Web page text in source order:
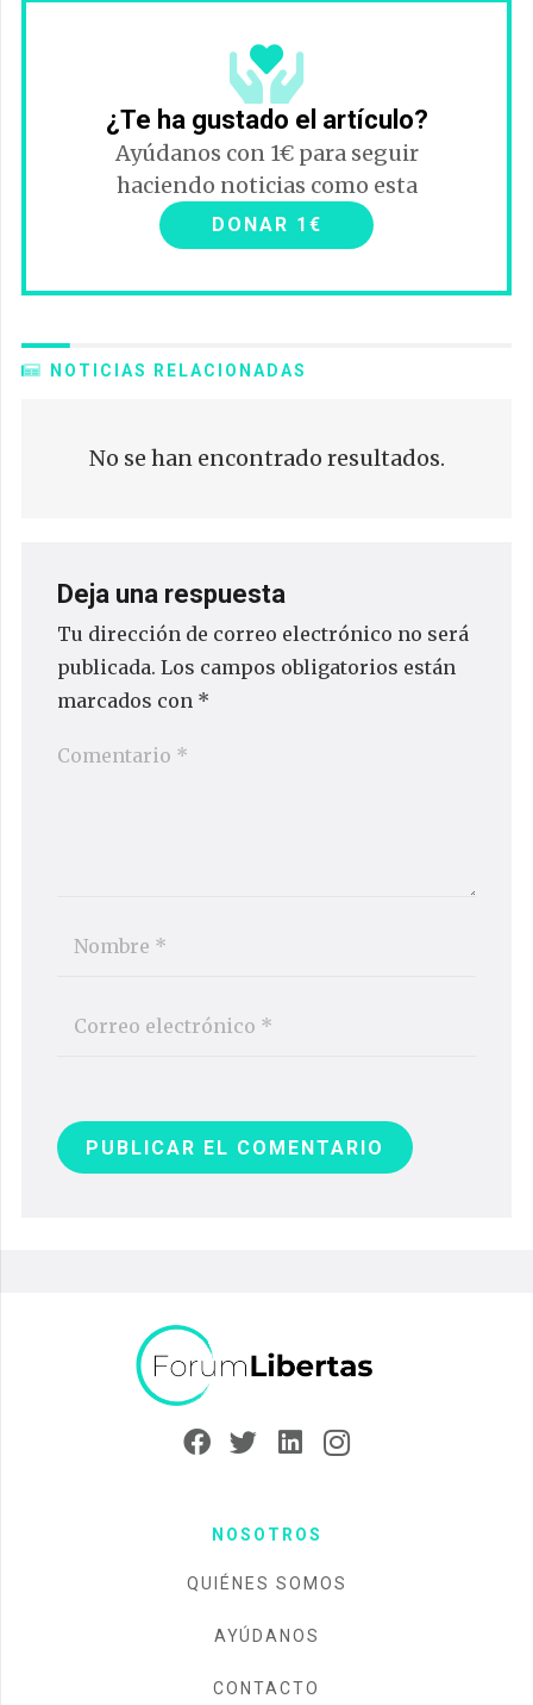
¿Te ha gustado el artículo?
Ayúdanos con 1€ para seguir
haciendo noticias como esta
DONAR 1€
NOTICIAS RELACIONADAS
No se han encontrado resultados.
Deja una respuesta
Tu dirección de correo electrónico no será
publicada. Los campos obligatorios están
marcados con *
PUBLICAR EL COMENTARIO
NOSOTROS
QUIÉNES SOMOS
AYÚDANOS
CONTACTO